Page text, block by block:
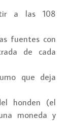
a las 108
fuentes con
de cada
que deja
honden (el
moneda y